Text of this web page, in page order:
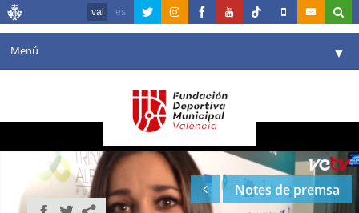
val es
Menú ▼
Agenda
Instal·lacions ▼
Comunicació ▼
Notes de premsa